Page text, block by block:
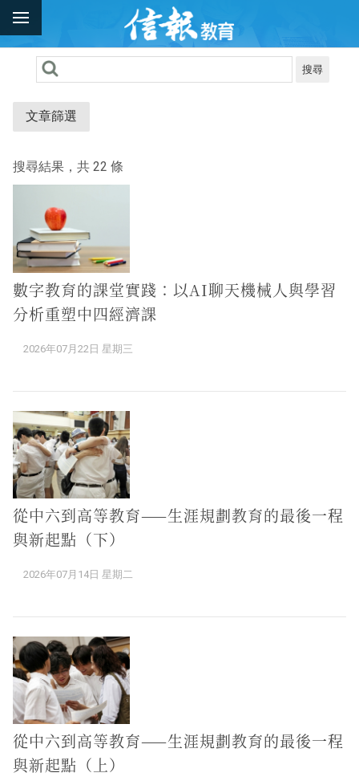
搜尋
文章篩選
搜尋結果，共 22 條
數字教育的課堂實踐：以AI聊天機械人與學習
分析重塑中四經濟課
2026年07月22日 星期三
從中六到高等教育——生涯規劃教育的最後一程
與新起點（下）
2026年07月14日 星期二
從中六到高等教育——生涯規劃教育的最後一程
與新起點（上）